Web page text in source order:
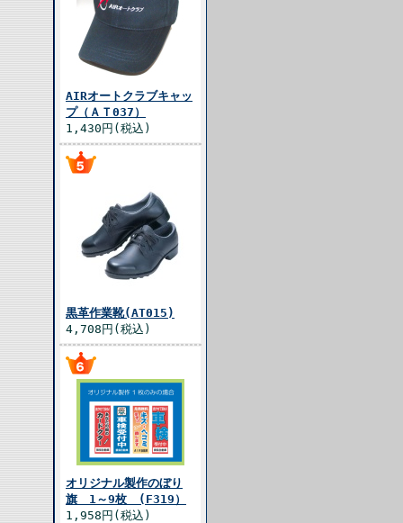
AIRオートクラブキャッ
プ（ＡＴ037）
1,430円(税込)
黒革作業靴(AT015)
4,708円(税込)
オリジナル製作のぼり
旗 1～9枚 (F319）
1,958円(税込)